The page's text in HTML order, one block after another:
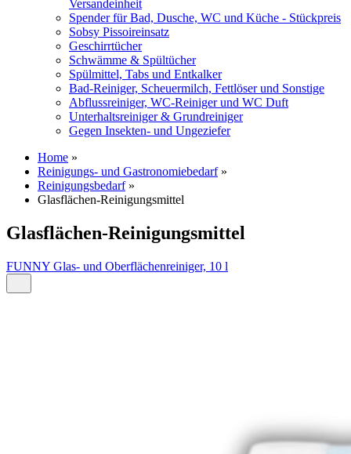
Versandeinheit
Spender für Bad, Dusche, WC und Küche - Stückpreis
Sobsy Pissoireinsatz
Geschirrtücher
Schwämme & Spültücher
Spülmittel, Tabs und Entkalker
Bad-Reiniger, Scheuermilch, Fettlöser und Sonstige
Abflussreiniger, WC-Reiniger und WC Duft
Unterhaltsreiniger & Grundreiniger
Gegen Insekten- und Ungeziefer
Home »
Reinigungs- und Gastronomiebedarf »
Reinigungsbedarf »
Glasflächen-Reinigungsmittel
Glasflächen-Reinigungsmittel
FUNNY Glas- und Oberflächenreiniger, 10 l